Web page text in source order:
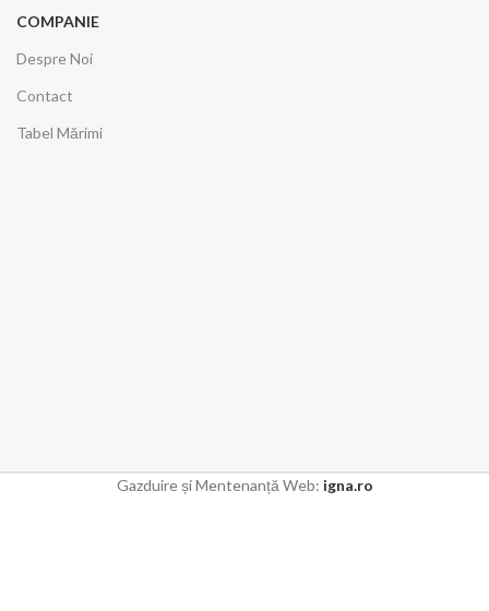
COMPANIE
Despre Noi
Contact
Tabel Mărimi
Gazduire și Mentenanță Web: igna.ro